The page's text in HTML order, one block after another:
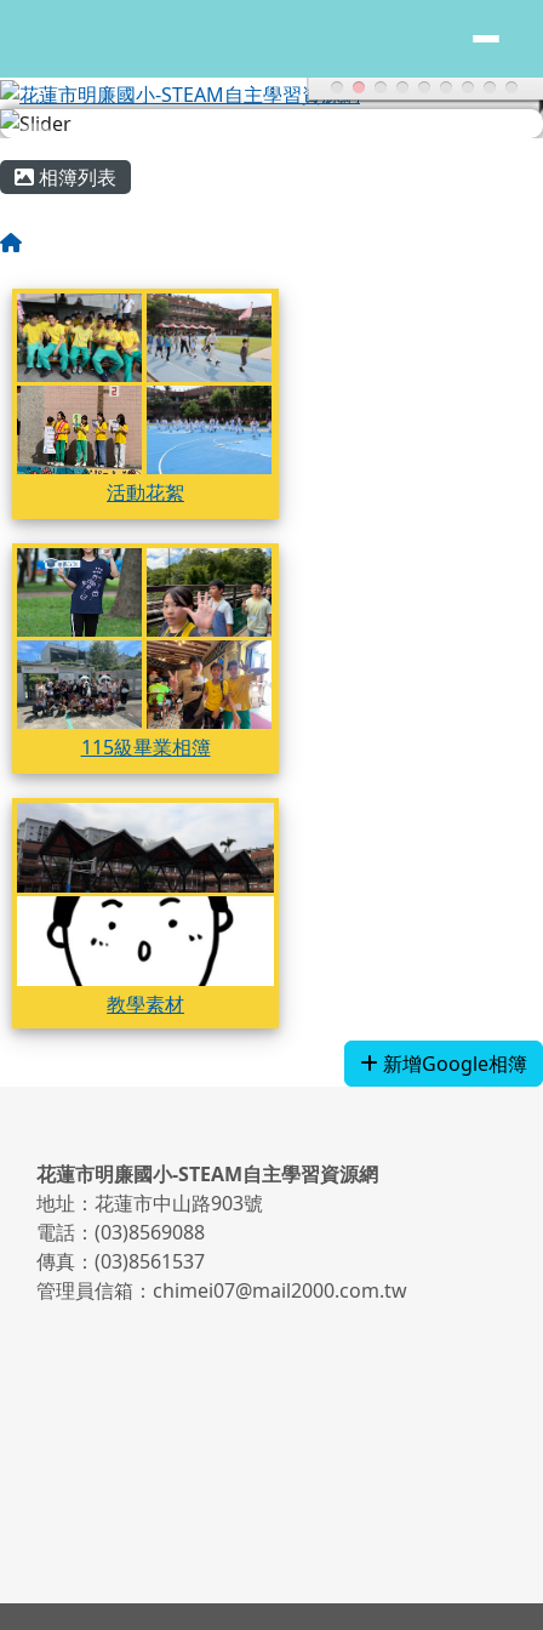
主內容區域
相簿列表
回首頁
相簿列表 活動花絮
活動花絮
活動花絮
115級畢業相簿
115級畢業相簿
115級畢業相簿
教學素材
新增Google相簿
頁尾區域
頁尾區域內容
花蓮市明廉國小-STEAM自主學習資源網
地址：花蓮市中山路903號
電話：(03)8569088
傳真：(03)8561537
管理員信箱：chimei07@mail2000.com.tw